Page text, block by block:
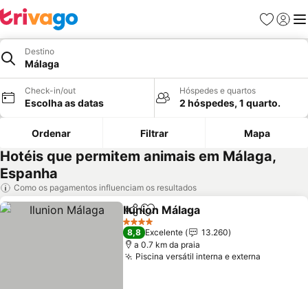
Favoritos
Iniciar
Destino
Málaga
Check-in/out
Escolha as datas
Hóspedes e quartos
2 hóspedes, 1 quarto.
Ordenar Filtrar Mapa
Hotéis que permitem animais em Málaga,
Espanha
Como os pagamentos influenciam os resultados
PartilharAdicionar aos favoritos
Ilunion Málaga
4 Estrelas
8,8 Excelente
13.260
a 0.7 km da praia
Piscina versátil interna e externa